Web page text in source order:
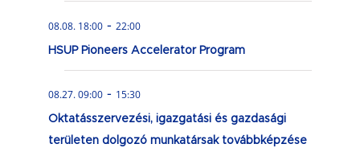
08.08. 18:00 - 22:00
HSUP Pioneers Accelerator Program
08.27. 09:00 - 15:30
Oktatásszervezési, igazgatási és gazdasági
területen dolgozó munkatársak továbbképzése